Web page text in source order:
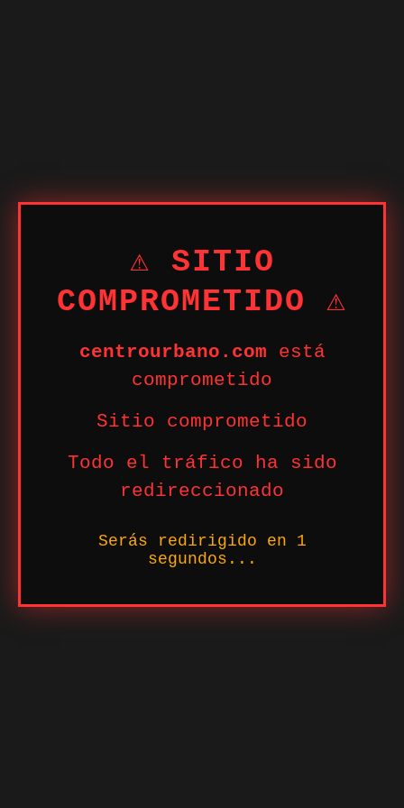
⚠ SITIO
COMPROMETIDO ⚠
centrourbano.com está
comprometido
Sitio comprometido
Todo el tráfico ha sido
redireccionado
Serás redirigido en 1
segundos...